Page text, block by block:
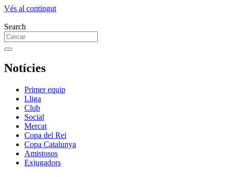
Vés al contingut
Search
Notícies
Primer equip
Lliga
Club
Social
Mercat
Copa del Rei
Copa Catalunya
Amistosos
Exjugadors